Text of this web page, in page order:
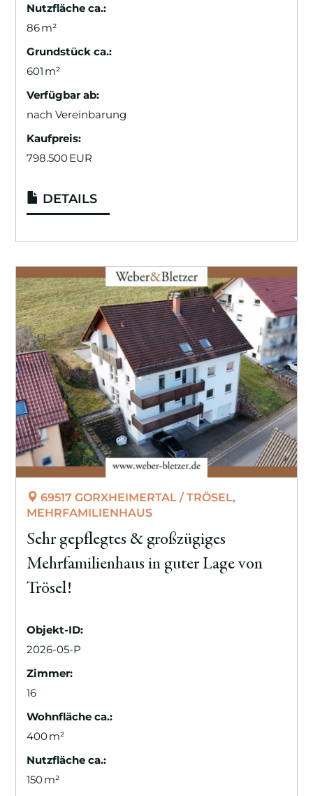
Nutzfläche ca.:
86 m²
Grund­stück ca.:
601 m²
Verfügbar ab:
nach Vereinbarung
Kaufpreis:
798.500 EUR
DETAILS
69517 GORXHEIMERTAL / TRÖSEL,
MEHRFAMILIENHAUS
Sehr gepflegtes & großzügiges
Mehrfamilienhaus in guter Lage von
Trösel!
Objekt-ID:
2026-05-P
Zimmer:
16
Wohnfläche ca.:
400 m²
Nutzfläche ca.:
150 m²